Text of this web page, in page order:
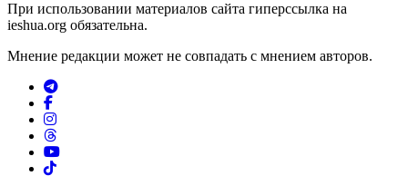
При использовании материалов сайта гиперссылка на
ieshua.org обязательна.
Мнение редакции может не совпадать с мнением авторов.